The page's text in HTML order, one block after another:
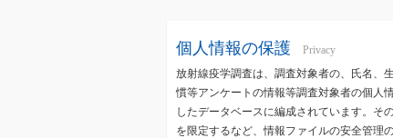
個人情報の保護
Privacy
放射線疫学調査は、調査対象者の、氏名、
慣等アンケートの情報等調査対象者の個人
したデータベースに編成されています。そ
を限定するなど、情報ファイルの安全管理